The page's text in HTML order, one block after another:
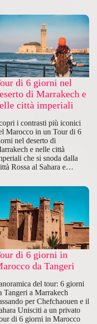
di 6 giorni nel
di Marrakech e
città imperiali
i contrasti più iconici
Marocco in un Tour di 6
nel deserto di
e nelle città
che si snoda dalla
Rossa al Sahara e…
di 6 giorni in
da Tangeri
del tour: 6 giorni
Tangeri a Marrakech
per Chefchaouen e il
Unisciti a un privato
di 6 giorni in Marocco